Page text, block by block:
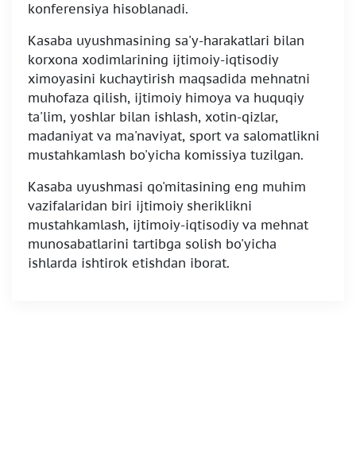
konferensiya hisoblanadi.
Kasaba uyushmasining sa'y-harakatlari bilan
korxona xodimlarining ijtimoiy-iqtisodiy
ximoyasini kuchaytirish maqsadida mehnatni
muhofaza qilish, ijtimoiy himoya va huquqiy
ta'lim, yoshlar bilan ishlash, xotin-qizlar,
madaniyat va ma'naviyat, sport va salomatlikni
mustahkamlash bo'yicha komissiya tuzilgan.
Kasaba uyushmasi qo'mitasining eng muhim
vazifalaridan biri ijtimoiy sheriklikni
mustahkamlash, ijtimoiy-iqtisodiy va mehnat
munosabatlarini tartibga solish bo'yicha
ishlarda ishtirok etishdan iborat.